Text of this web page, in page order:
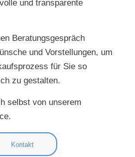
und transparente
Beratungsgespräch
und Vorstellungen, um
für Sie so
zu gestalten.
selbst von unserem
Kontakt